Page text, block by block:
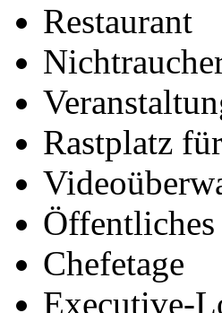
Restaurant
Rastplatz
Chefetage
Executive-